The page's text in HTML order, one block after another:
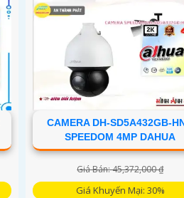
CAMERA DH-SD5A432GB-
SPEEDOM 4MP DAHUA
Giá Bán: 45,372,000 ₫
Giá Khuyến Mại: 30%